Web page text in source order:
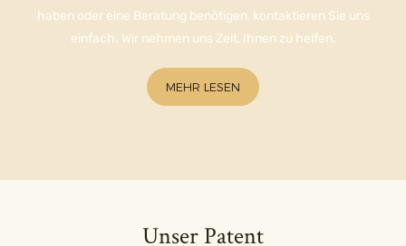
haben oder eine Beratung benötigen, kontaktieren Sie uns
einfach. Wir nehmen uns Zeit, Ihnen zu helfen.
MEHR LESEN
Unser Patent